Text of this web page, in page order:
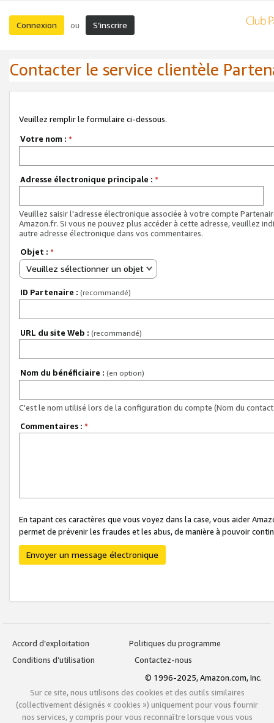
Connexion ou S’inscrire
Contacter le service clientèle
Veuillez remplir le formulaire ci-dessous.
Votre nom : *
Adresse électronique principale : *
Veuillez saisir l'adresse électronique associée à votre compte
Amazon.fr. Si vous ne pouvez plus accéder à cette adresse, veuillez
autre adresse électronique dans vos commentaires.
Objet : *
Veuillez sélectionner un objet
ID Partenaire : (recommandé)
URL du site Web : (recommandé)
Nom du bénéficiaire : (en option)
C'est le nom utilisé lors de la configuration du compte (Nom du
Commentaires : *
En tapant ces caractères que vous voyez dans la case, vous aider
permet de prévenir les fraudes et les abus, de manière à pouvoir
Envoyer un message électronique
Accord d’exploitation
Politiques du programme
Conditions d’utilisation
Contactez-nous
© 1996-2025, Amazon.com, Inc.
Sur ce site, nous utilisons des cookies et des outils similaires
(collectivement désignés « cookies ») uniquement pour vous fournir
nos services, y compris pour vous reconnaître lorsque vous vous